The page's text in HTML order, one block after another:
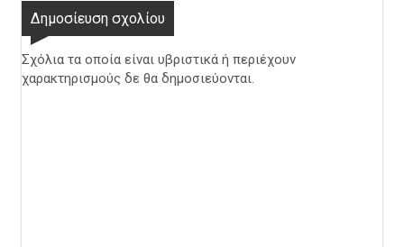
Δημοσίευση σχολίου
Σχόλια τα οποία είναι υβριστικά ή περιέχουν
χαρακτηρισμούς δε θα δημοσιεύονται.